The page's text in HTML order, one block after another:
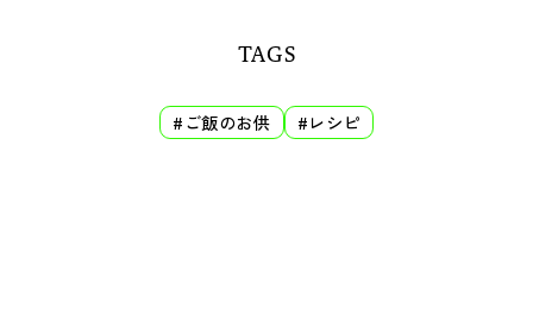
TAGS
#ご飯のお供 #レシピ